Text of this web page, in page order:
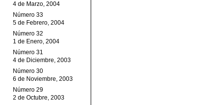
4 de Marzo, 2004
Número 33
5 de Febrero, 2004
Número 32
1 de Enero, 2004
Número 31
4 de Diciembre, 2003
Número 30
6 de Noviembre, 2003
Número 29
2 de Octubre, 2003